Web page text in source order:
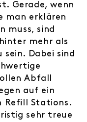
Gerade, wenn
man erklären
muss, sind
mehr als
Dabei sind
Abfall
auf ein
Refill Stations.
sehr treue